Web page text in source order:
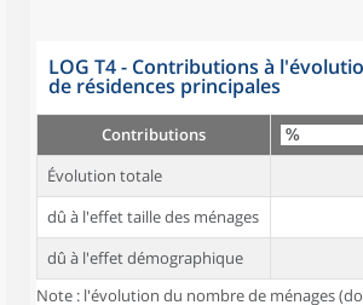
LOG T4 - Contributions à
de résidences principales
Contributions
Évolution totale
dû à l'effet taille des ménages
dû à l'effet démographique
Note : l'évolution du nombre de ménages